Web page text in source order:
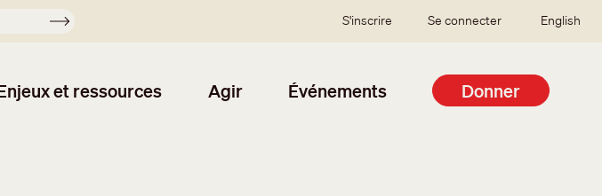
Soumettre SSO user menu
S'inscrire Se connecter English
et ressources Agir Événements Donner